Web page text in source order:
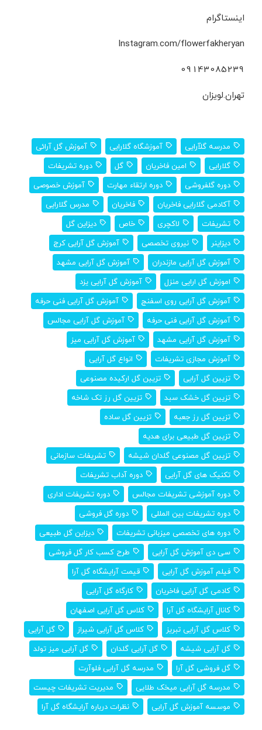
اینستاگرام
Instagram.com/flowerfakheryan
09143085239
تهران.لویزان
مدرسه گلآرایی آموزشگاه گلارایی
آموزش گل آرائی
گلارایی
امین فاخریان گل
دوره تشریفات
دوره گلفروشی
دوره ارتقاء مهارت
آموزش خصوصی
آکادمی گلارایی فاخریان
فاخریان
مدرس گلارایی
تشریفات
لاکچری خاص
دیزاین گل
دیزاینر
نیروی تخصصی
آموزش گل آرایی کرج
آموزش گل آرایی مازندران
آموزش گل آرایی مشهد
اموزش گل ارایی منزل
آموزش گل آرایی یزد
آموزش گل آرایی روی اسفنج
آموزش گل آرایی فنی حرفه
آموزش گل آرایی فنی حرفه
آموزش گل آرایی مجالس
آموزش گل آرایی مشهد
آموزش گل آرایی میز
آموزش مجازی تشریفات
انواع گل آرایی
تزیین گل آرایی
تزیین گل ارکیده مصنوعی
تزیین گل خشک سبد
تزیین گل رز تک شاخه
تزیین گل رز جعبه
تزیین گل ساده
تزیین گل طبیعی برای هدیه
تزیین گل مصنوعی گلدان شیشه
تشریفات سازمانی
تکنیک های گل آرایی
دوره آداب تشریفات
دوره آموزشی تشریفات مجالس
دوره تشریفات اداری
دوره تشریفات بین المللی
دوره گل فروشی
دوره های تخصصی میزبانی تشریفات
دیزاین گل طبیعی
سی دی آموزش گل آرایی
طرح کسب کار گل فروشی
فیلم آموزش گل آرایی
قیمت آرایشگاه گل آرا
کادمی گل آرایی فاخریان
کارگاه گل آرایی
کانال آرایشگاه گل آرا
کلاس گل آرایی اصفهان
کلاس گل آرایی تبریز
کلاس گل آرایی شیراز
گل آرایی
گل آرایی شیشه
گل آرایی گلدان
گل آرایی میز تولد
گل فروشی گل آرا
مدرسه گل آرایی فلوآرت
مدرسه گل آرایی میخک طلایی
مدیریت تشریفات چیست
موسسه آموزش گل آرایی
نظرات درباره آرایشگاه گل آرا